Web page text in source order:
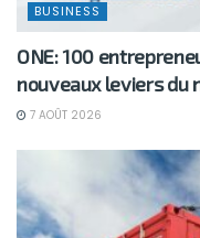
BUSINESS
ONE: 100
nouveaux leviers du
7 AOÛT 2026